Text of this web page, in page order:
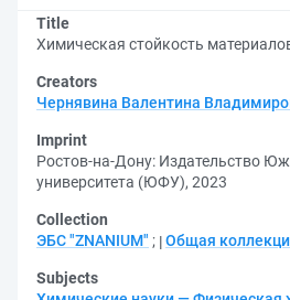
Title
Химическая стойкость
Creators
Чернявина Валентина
Imprint
Ростов-на-Дону: Издательство
университета (ЮФУ), 2023
Collection
ЭБС "ZNANIUM" ; Общая
Subjects